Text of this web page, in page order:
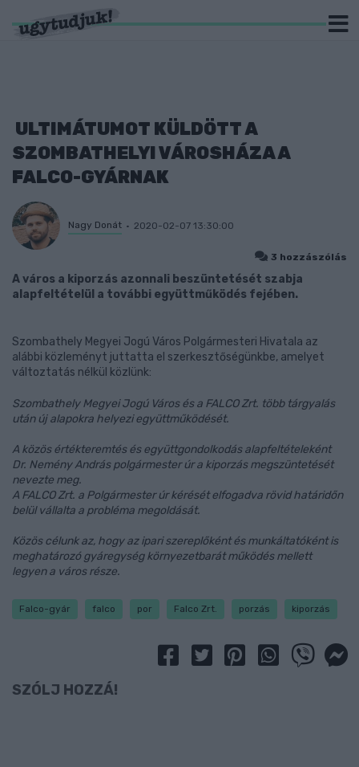
ULTIMÁTUMOT KÜLDÖTT A
SZOMBATHELYI VÁROSHÁZA A
FALCO-GYÁRNAK
Nagy Donát 2020-02-07 13:30:00
3 hozzászólás
A város a kiporzás azonnali beszüntetését szabja
alapfeltételül a további együttműködés fejében.
Szombathely Megyei Jogú Város Polgármesteri Hivatala az
alábbi közleményt juttatta el szerkesztőségünkbe, amelyet
változtatás nélkül közlünk:
Szombathely Megyei Jogú Város és a FALCO Zrt. több tárgyalás
után új alapokra helyezi együttműködését.
A közös értékteremtés és együttgondolkodás alapfeltételeként
Dr. Nemény András polgármester úr a kiporzás megszüntetését
nevezte meg.
A FALCO Zrt. a Polgármester úr kérését elfogadva rövid határidőn
belül vállalta a probléma megoldását.
Közös célunk az, hogy az ipari szereplőként és munkáltatóként is
meghatározó gyáregység környezetbarát működés mellett
legyen a város része.
Falco-gyár falco por Falco Zrt. porzás kiporzás
SZÓLJ HOZZÁ!